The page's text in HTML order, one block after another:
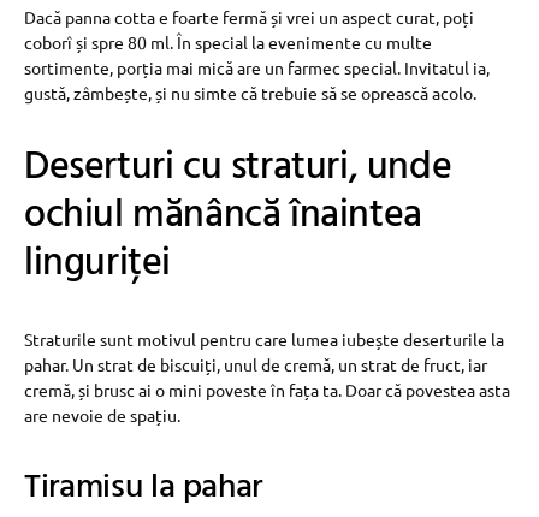
Dacă panna cotta e foarte fermă și vrei un aspect curat, poți
coborî și spre 80 ml. În special la evenimente cu multe
sortimente, porția mai mică are un farmec special. Invitatul ia,
gustă, zâmbește, și nu simte că trebuie să se oprească acolo.
Deserturi cu straturi, unde
ochiul mănâncă înaintea
linguriței
Straturile sunt motivul pentru care lumea iubește deserturile la
pahar. Un strat de biscuiți, unul de cremă, un strat de fruct, iar
cremă, și brusc ai o mini poveste în fața ta. Doar că povestea asta
are nevoie de spațiu.
Tiramisu la pahar